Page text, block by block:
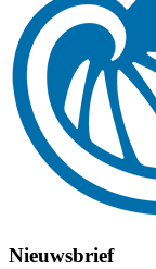
Nieuwsbrief